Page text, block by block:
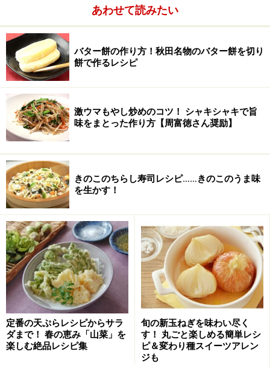
皿に盛り、焼き汁を少し煮詰めてかける。
■ 昨日紹介したのは「パイ巻きアスパラ」レシピはこ
ちら！
※記事内容は執筆時点のものです。最新の内容をご確認くださ
い。
※衛生面および保存状態に起因して食中毒や体調不良を引き起こ
す場合があります。必ず清潔な状態で、正しい方法で行い、なる
べく早めにお召し上がりください。また、持ち運びの際は保存方
【編集部おすすめの購入サイト】
Amazonで人気レシピの書籍をチェック！
楽天市場で人気レシピの書籍をチェック！
あわせて読みたい
バター餅の作り方！秋田名物のバター餅を切り
餅で作るレシピ
激ウマもやし炒めのコツ！ シャキシャキで旨
味をまとった作り方【周富徳さん奨励】
きのこのちらし寿司レシピ……きのこのうま味
を生かす！
定番の天ぷらレシピからサラ
ダまで！ 春の恵み「山菜」を
楽しむ絶品レシピ集
旬の新玉ねぎを味わい尽く
す！ 丸ごと楽しめる簡単レシ
ピ＆変わり種スイーツアレン
ジも